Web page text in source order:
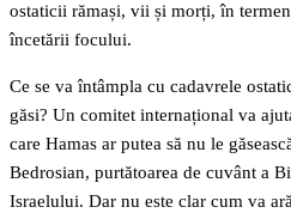
ostaticii rămași, vii și morți, în
încetării focului.
Ce se va întâmpla cu cadavrele
găsi? Un comitet internațional va
care Hamas ar putea să nu le
Bedrosian, purtătoarea de cuvânt a
Israelului. Dar nu este clar cum va